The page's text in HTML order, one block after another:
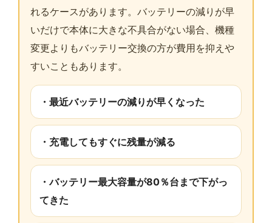
れるケースがあります。バッテリーの減りが早
いだけで本体に大きな不具合がない場合、機種
変更よりもバッテリー交換の方が費用を抑えや
すいこともあります。
・最近バッテリーの減りが早くなった
・充電してもすぐに残量が減る
・バッテリー最大容量が80％台まで下がっ
てきた